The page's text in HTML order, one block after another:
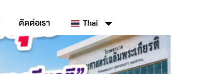
ติดต่อเรา Thai